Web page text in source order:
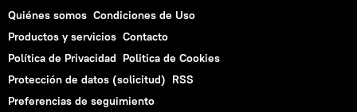
Quiénes somos Condiciones de Uso
Productos y servicios Contacto
Política de Privacidad Politica de Cookies
Protección de datos (solicitud) RSS
Preferencias de seguimiento